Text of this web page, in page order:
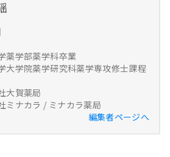
薬学部薬学科卒業
大学院薬学研究科薬学専攻修士課程
大賀薬局
ミナカラ / ミナカラ薬局
編集者ページへ